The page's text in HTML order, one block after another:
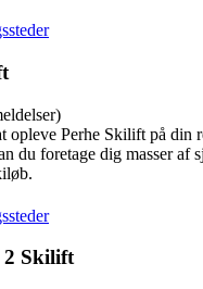
opleve Perhe Skilift på din
du foretage dig masser af
2 Skilift